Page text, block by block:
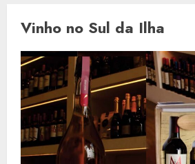
Vinho no Sul da Ilha